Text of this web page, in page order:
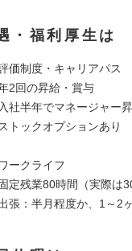
・福利厚生は
価制度・キャリアパス
2回の昇給・賞与
入社半年でマネージャー
トックオプションあり
ワークライフ
固定残業80時間（実際は
張：半月程度か、1～2